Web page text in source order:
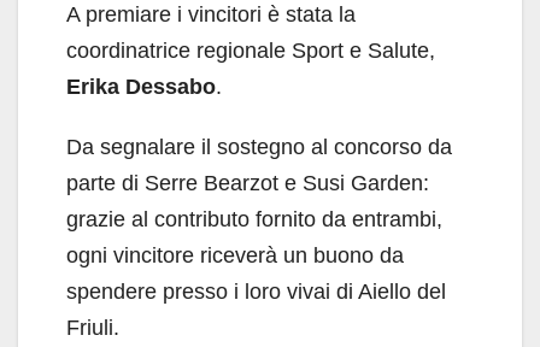
A premiare i vincitori è stata la
coordinatrice regionale Sport e Salute,
Erika Dessabo.
Da segnalare il sostegno al concorso da
parte di Serre Bearzot e Susi Garden:
grazie al contributo fornito da entrambi,
ogni vincitore riceverà un buono da
spendere presso i loro vivai di Aiello del
Friuli.